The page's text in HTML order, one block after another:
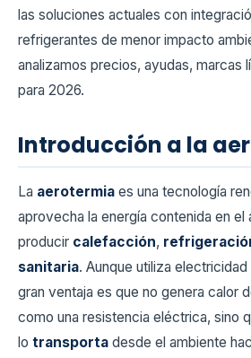
las soluciones actuales con
refrigerantes de menor impacto
analizamos precios, ayudas, marcas
para 2026.
Introducción a la
La aerotermia es una tecnología
aprovecha la energía contenida en el
producir calefacción,
sanitaria. Aunque utiliza
gran ventaja es que no genera calor
como una resistencia eléctrica, sino
lo transporta desde el ambiente